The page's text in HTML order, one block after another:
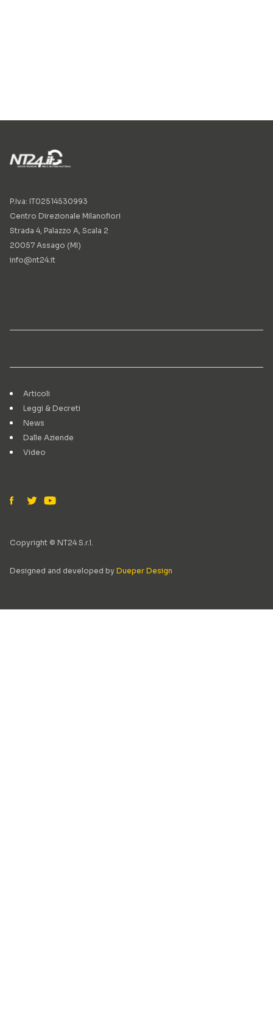
P.Iva: IT02514530993
Centro Direzionale Milanofiori
Strada 4, Palazzo A, Scala 2
20057 Assago (MI)
info@nt24.it
Articoli
Leggi & Decreti
News
Dalle Aziende
Video
Copyright © NT24 S.r.l.
Designed and developed by Dueper Design